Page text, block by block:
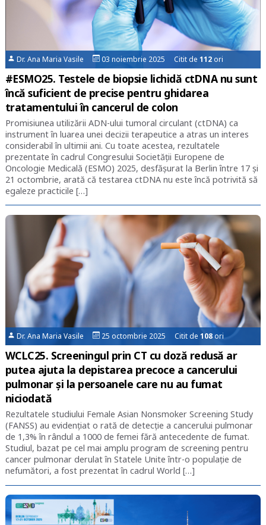
Dr. Ana Maria Vasile 03 noiembrie 2025 Citit de112 ori
#ESMO25. Testele de biopsie lichidă ctDNA nu sunt
încă suficient de precise pentru ghidarea
tratamentului în cancerul de colon
Promisiunea utilizării ADN-ului tumoral circulant (ctDNA) ca
instrument în luarea unei decizii terapeutice a atras un interes
considerabil în ultimii ani. Cu toate acestea, rezultatele
prezentate în cadrul Congresului Societății Europene de
Oncologie Medicală (ESMO) 2025, desfășurat la Berlin între 17 și
21 octombrie, arată că testarea ctDNA nu este încă potrivită să
egaleze practicile […]
Dr. Ana Maria Vasile 25 octombrie 2025 Citit de108ori
WCLC25. Screeningul prin CT cu doză redusă ar
putea ajuta la depistarea precoce a cancerului
pulmonar și la persoanele care nu au fumat
niciodată
Rezultatele studiului Female Asian Nonsmoker Screening Study
(FANSS) au evidențiat o rată de detecție a cancerului pulmonar
de 1,3% în rândul a 1000 de femei fără antecedente de fumat.
Studiul, bazat pe cel mai amplu program de screening pentru
cancer pulmonar derulat în Statele Unite într-o populație de
nefumători, a fost prezentat în cadrul World […]